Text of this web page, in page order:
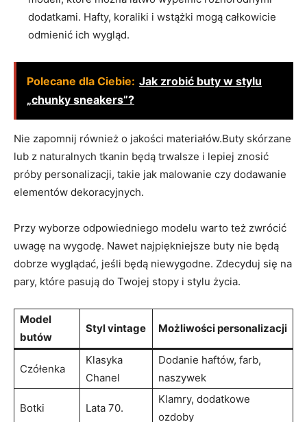
dodatkami. Hafty, koraliki i wstążki mogą całkowicie
odmienić ich wygląd.
Polecane dla Ciebie: Jak zrobić buty w stylu
„chunky sneakers”?
Nie zapomnij również o jakości materiałów.Buty skórzane
lub z naturalnych tkanin będą trwalsze i lepiej znosić
próby personalizacji, takie jak malowanie czy dodawanie
elementów dekoracyjnych.
Przy wyborze odpowiedniego modelu warto też zwrócić
uwagę na wygodę. Nawet najpiękniejsze buty nie będą
dobrze wyglądać, jeśli będą niewygodne. Zdecyduj się na
pary, które pasują do Twojej stopy i stylu życia.
Model
butów
Styl vintage Możliwości personalizacji
Czółenka
Klasyka
Chanel
Dodanie haftów, farb,
naszywek
Botki Lata 70.
Klamry, dodatkowe
ozdoby